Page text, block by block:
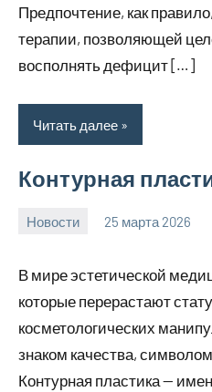
Предпочтение, как
терапии, позволяющей
восполнять дефицит […]
Читать далее
Контурная
Новости 25 марта 2026
В мире эстетической
которые перерастают
косметологических
знаком качества,
Контурная пластика —